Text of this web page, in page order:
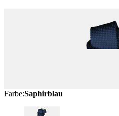
Farbe:Saphirblau